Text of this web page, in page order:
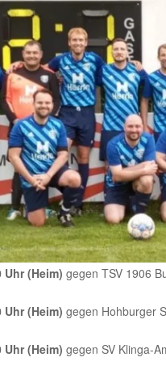
Uhr (Heim) gegen TSV 1906
Uhr (Heim) gegen Hohburger
Uhr (Heim) gegen SV Klinga-